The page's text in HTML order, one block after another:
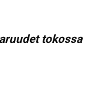
tokossa